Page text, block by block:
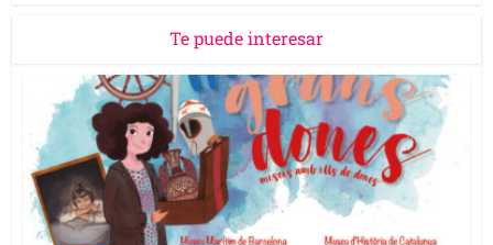
Te puede interesar